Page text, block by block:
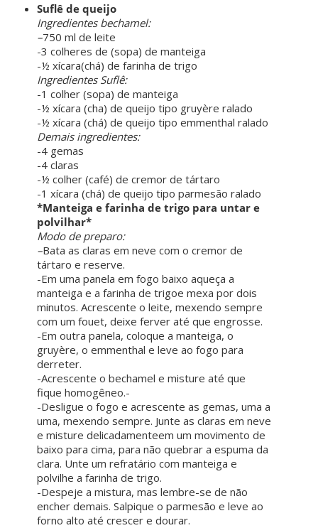
Suflê de queijo
Ingredientes bechamel:
–750 ml de leite
-3 colheres de (sopa) de manteiga
-½ xícara(chá) de farinha de trigo
Ingredientes Suflê:
-1 colher (sopa) de manteiga
-½ xícara (cha) de queijo tipo gruyère ralado
-½ xícara (chá) de queijo tipo emmenthal ralado
Demais ingredientes:
-4 gemas
-4 claras
-½ colher (café) de cremor de tártaro
-1 xícara (chá) de queijo tipo parmesão ralado
*Manteiga e farinha de trigo para untar e
polvilhar*
Modo de preparo:
–Bata as claras em neve com o cremor de
tártaro e reserve.
-Em uma panela em fogo baixo aqueça a
manteiga e a farinha de trigoe mexa por dois
minutos. Acrescente o leite, mexendo sempre
com um fouet, deixe ferver até que engrosse.
-Em outra panela, coloque a manteiga, o
gruyère, o emmenthal e leve ao fogo para
derreter.
-Acrescente o bechamel e misture até que
fique homogêneo.-
-Desligue o fogo e acrescente as gemas, uma a
uma, mexendo sempre. Junte as claras em neve
e misture delicadamenteem um movimento de
baixo para cima, para não quebrar a espuma da
clara. Unte um refratário com manteiga e
polvilhe a farinha de trigo.
-Despeje a mistura, mas lembre-se de não
encher demais. Salpique o parmesão e leve ao
forno alto até crescer e dourar.